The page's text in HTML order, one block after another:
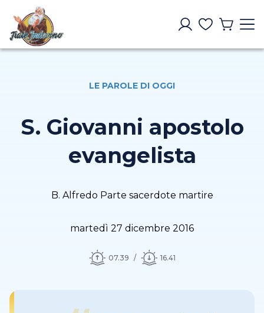
LE PAROLE DI OGGI
S. Giovanni apostolo
evangelista
B. Alfredo Parte sacerdote martire
martedì 27 dicembre 2016
07.39 16.41